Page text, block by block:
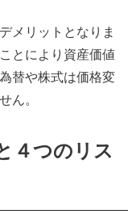
メリットとなりま
とにより 資産価値
替や株式は価格変
ん。
４つのリス